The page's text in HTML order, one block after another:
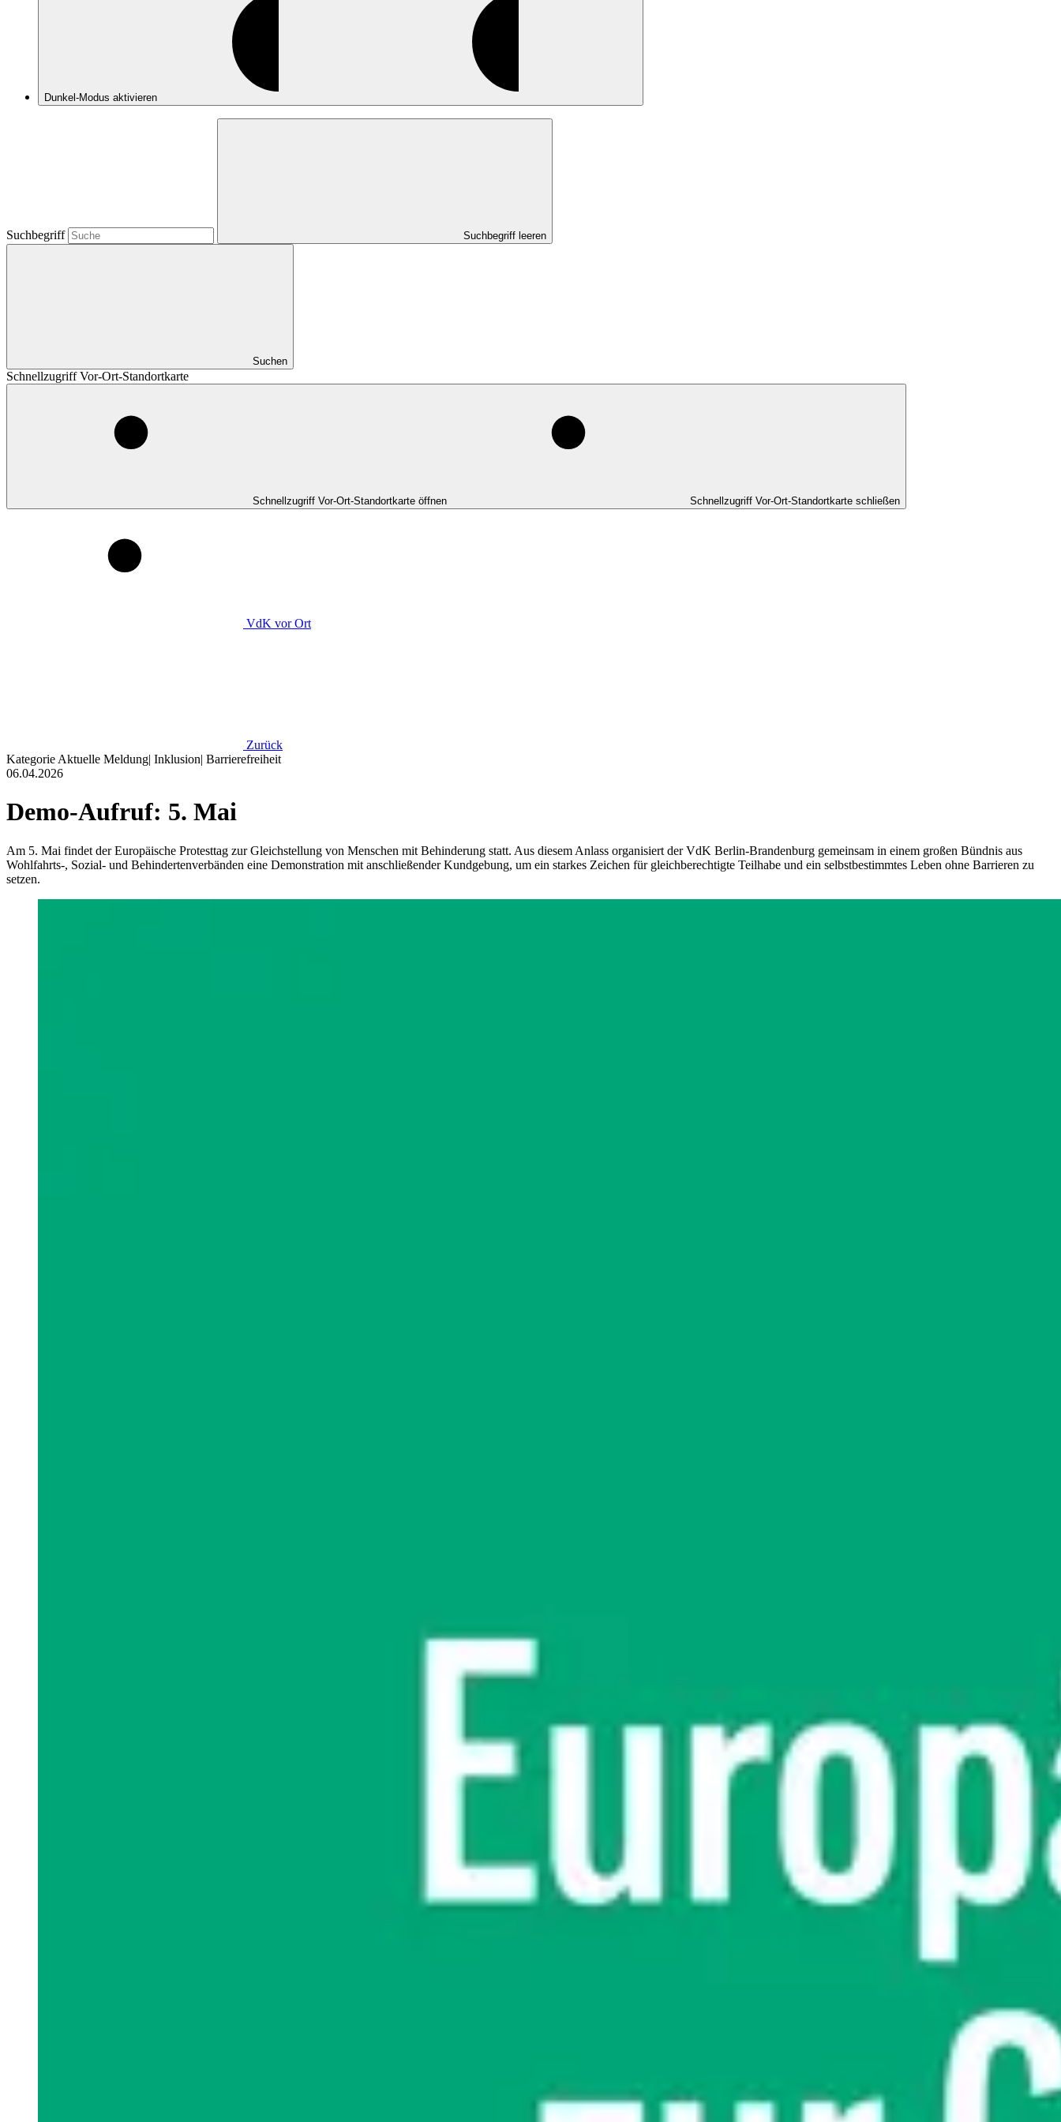
Dunkel-Modus aktivieren
Suchbegriff Suchbegriff leeren
Suchen
Schnellzugriff Vor-Ort-Standortkarte
Schnellzugriff Vor-Ort-Standortkarte öffnen Schnellzugriff Vor-Ort-Standortkarte schließen
VdK vor Ort
Zurück
Kategorie Aktuelle Meldung| Inklusion| Barrierefreiheit
06.04.2026
Demo-Aufruf: 5. Mai
Am 5. Mai findet der Europäische Protesttag zur Gleichstellung von Menschen mit Behinderung statt. Aus diesem Anlass organisiert der VdK Berlin-Brandenburg gemeinsam in einem großen Bündnis aus
Wohlfahrts-, Sozial- und Behindertenverbänden eine Demonstration mit anschließender Kundgebung, um ein starkes Zeichen für gleichberechtigte Teilhabe und ein selbstbestimmtes Leben ohne Barrieren zu
setzen.